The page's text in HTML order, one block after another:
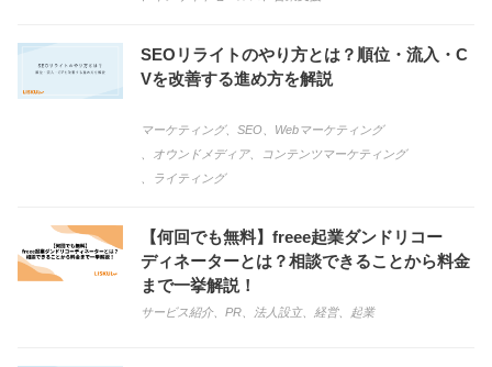
SEOリライトのやり方とは？順位・流入・C
Vを改善する進め方を解説
マーケティング、 SEO
Webマーケティング
オウンドメディア、
コンテンツマーケティング
ライティング
【何回でも無料】freee起業ダンドリコー
ディネーターとは？相談できることから料金
まで一挙解説！
サービス紹介、 PR 法人設立、 経営、 起業